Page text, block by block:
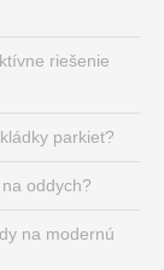
riešenie
parkiet?
oddych?
na modernú